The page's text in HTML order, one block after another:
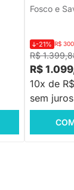
Fosco e
R$
-21% R$
R$
10x de
sem juros